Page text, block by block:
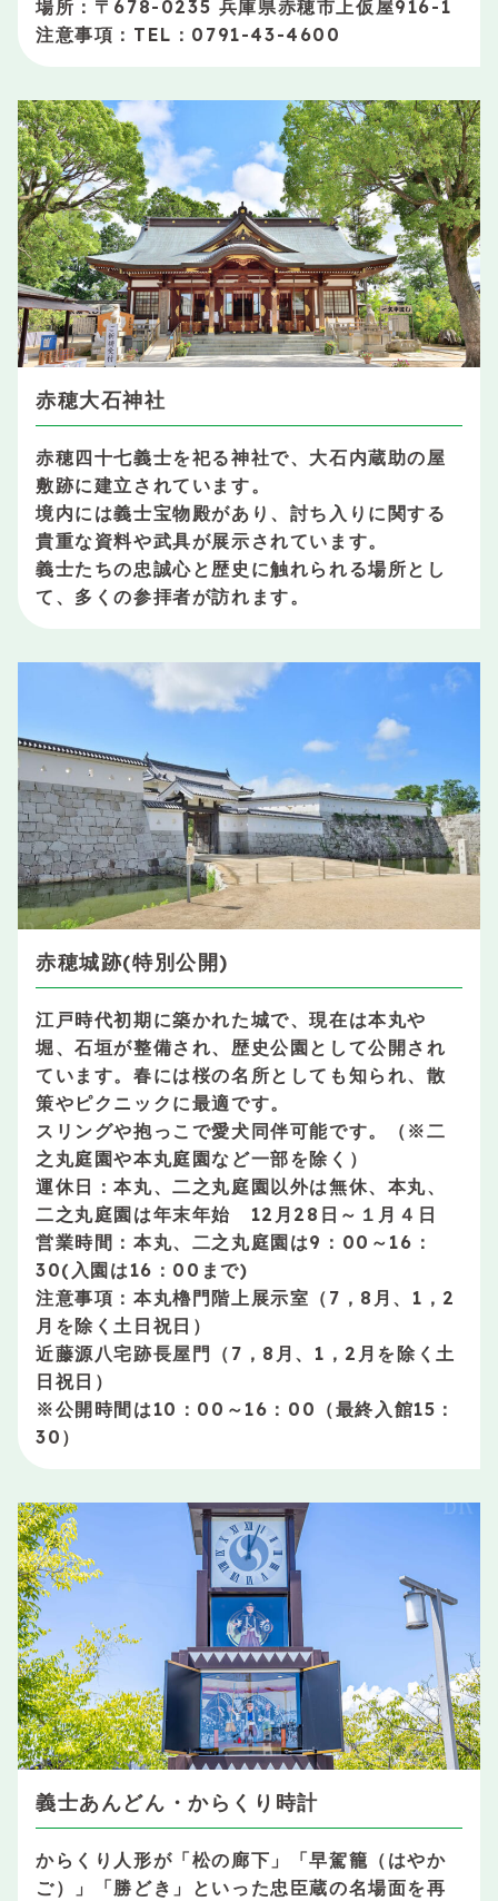
場所：〒678-0235 兵庫県赤穂市上仮屋916-1
注意事項：TEL：0791-43-4600
赤穂大石神社
赤穂四十七義士を祀る神社で、大石内蔵助の屋
敷跡に建立されています。
境内には義士宝物殿があり、討ち入りに関する
貴重な資料や武具が展示されています。
義士たちの忠誠心と歴史に触れられる場所とし
て、多くの参拝者が訪れます。
赤穂城跡(特別公開)
江戸時代初期に築かれた城で、現在は本丸や
堀、石垣が整備され、歴史公園として公開され
ています。春には桜の名所としても知られ、散
策やピクニックに最適です。
スリングや抱っこで愛犬同伴可能です。（※二
之丸庭園や本丸庭園など一部を除く）
運休日：本丸、二之丸庭園以外は無休、本丸、
二之丸庭園は年末年始 12月28日～１月４日
営業時間：本丸、二之丸庭園は9：00～16：
30(入園は16：00まで)
注意事項：本丸櫓門階上展示室（7，8月、1，2
月を除く土日祝日）
近藤源八宅跡長屋門（7，8月、1，2月を除く土
日祝日）
※公開時間は10：00～16：00（最終入館15：
30）
義士あんどん・からくり時計
からくり人形が「松の廊下」「早駕籠（はやか
ご）」「勝どき」といった忠臣蔵の名場面を再